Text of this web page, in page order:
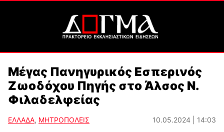
Μέγας Πανηγυρικός Εσπερινός
Ζωοδόχου Πηγής στο Άλσος Ν.
Φιλαδελφείας
ΕΛΛΑΔΑ, ΜΗΤΡΟΠΟΛΕΙΣ 10.05.2024 | 14:03